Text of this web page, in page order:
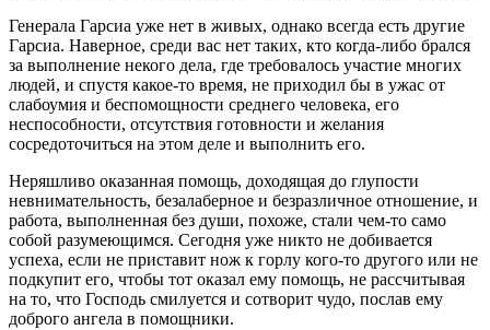
Генерала Гарсиа уже нет в живых, однако всегда есть другие
Гарсиа. Наверное, среди вас нет таких, кто когда-либо брался
за выполнение некого дела, где требовалось участие многих
людей, и спустя какое-то время, не приходил бы в ужас от
слабоумия и беспомощности среднего человека, его
неспособности, отсутствия готовности и желания
сосредоточиться на этом деле и выполнить его.
Неряшливо оказанная помощь, доходящая до глупости
невнимательность, безалаберное и безразличное отношение, и
работа, выполненная без души, похоже, стали чем-то само
собой разумеющимся. Сегодня уже никто не добивается
успеха, если не приставит нож к горлу кого-то другого или не
подкупит его, чтобы тот оказал ему помощь, не рассчитывая
на то, что Господь смилуется и сотворит чудо, послав ему
доброго ангела в помощники.